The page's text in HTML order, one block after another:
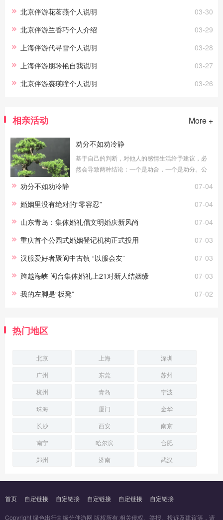
03-30
北京伴游花茗燕个人说明
03-29
北京伴游兰⾹巧个人介绍
03-28
上海伴游代寻雪个人说明
03-27
上海伴游朋聆艳自我说明
03-26
北京伴游裘瑛瞳个人说明
相亲活动 More +
劝分不如劝冷静
基于自己的判断，对他人的感情生活给予建议，必
然会导致两种结论：一个是劝合，一个是劝分。公
07-04
劝分不如劝冷静
07-04
婚姻里没有绝对的“零容忍”
07-04
山东青岛：集体婚礼倡文明婚庆新风尚
07-03
重庆首个公园式婚姻登记机构正式投用
07-03
汉服爱好者聚阆中古镇 “以服会友”
07-03
跨越海峡 闽台集体婚礼上21对新人结姻缘
07-02
我的左脚是“板凳”
热门地区
北京 上海
深圳
广州
东莞
苏州
杭州
青岛
宁波
珠海
厦门
金华
长沙
西安
南京
南宁
哈尔滨
合肥
郑州
济南 武汉
首页 自定链接 自定链接 自定链接 自定链接 自定链接
Copyright 绿色出行© 缘分伴游网 版权所有 相关侵权、举报、投诉及建议等，请